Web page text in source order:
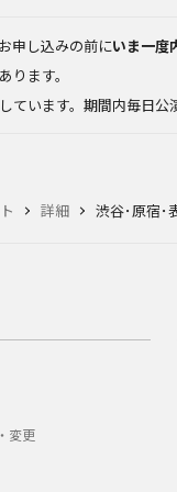
詳細 渋谷･原宿･
申し込みの前にいま一度
ます。
います。期間内毎日公
変更